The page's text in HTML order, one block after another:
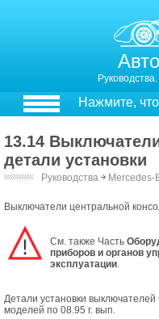
Нажмите,
13.14
детали установки
Руководства ￫ Mercedes-
Выключатели центральной
См. также Часть
приборов и органов
эксплуатации.
Детали установки
моделей по 08.95 г. вып.